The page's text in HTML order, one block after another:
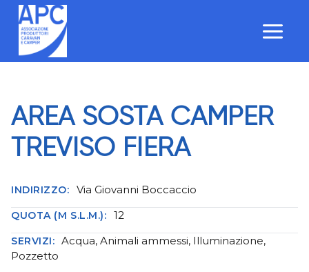
Salta
contenuto
AREA SOSTA CAMPER
TREVISO FIERA
INDIRIZZO: Via Giovanni Boccaccio
QUOTA (M S.L.M.): 12
SERVIZI: Acqua, Animali ammessi, Illuminazione,
Pozzetto